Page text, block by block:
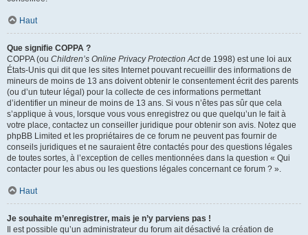
Haut
Que signifie COPPA ?
COPPA (ou Children’s Online Privacy Protection Actde 1998) est une loi aux
États-Unis qui dit que les sites Internet pouvant recueillir des informations de
mineurs de moins de 13 ans doivent obtenir le consentement écrit des parents
(ou d’un tuteur légal) pour la collecte de ces informations permettant
d’identifier un mineur de moins de 13 ans. Si vous n’êtes pas sûr que cela
s’applique à vous, lorsque vous vous enregistrez ou que quelqu’un le fait à
votre place, contactez un conseiller juridique pour obtenir son avis. Notez que
phpBB Limited et les propriétaires de ce forum ne peuvent pas fournir de
conseils juridiques et ne sauraient être contactés pour des questions légales
de toutes sortes, à l’exception de celles mentionnées dans la question « Qui
contacter pour les abus ou les questions légales concernant ce forum ? ».
Haut
Je souhaite m’enregistrer, mais je n’y parviens pas !
Il est possible qu’un administrateur du forum ait désactivé la création de